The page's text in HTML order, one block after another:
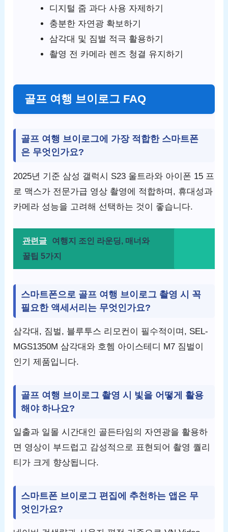
디지털 줌 과다 사용 자제하기
충분한 자연광 확보하기
삼각대 및 짐벌 적극 활용하기
촬영 전 카메라 렌즈 청결 유지하기
골프 여행 브이로그 FAQ
골프 여행 브이로그에 가장 적합한 스마트폰
은 무엇인가요?
2025년 기준 삼성 갤럭시 S23 울트라와 아이폰 15 프
로 맥스가 전문가급 영상 촬영에 적합하며, 휴대성과
카메라 성능을 고려해 선택하는 것이 좋습니다.
관련글
여행지 조인 라운딩, 매너와
꿀팁 5가지
스마트폰으로 골프 여행 브이로그 촬영 시 꼭
필요한 액세서리는 무엇인가요?
삼각대, 짐벌, 블루투스 리모컨이 필수적이며, SEL-
MGS1350M 삼각대와 호헴 아이스테디 M7 짐벌이
인기 제품입니다.
골프 여행 브이로그 촬영 시 빛을 어떻게 활용
해야 하나요?
일출과 일몰 시간대인 골든타임의 자연광을 활용하
면 영상이 부드럽고 감성적으로 표현되어 촬영 퀄리
티가 크게 향상됩니다.
스마트폰 브이로그 편집에 추천하는 앱은 무
엇인가요?